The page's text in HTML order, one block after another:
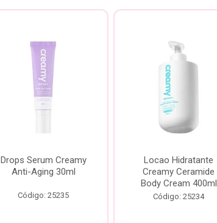
Drops Serum Creamy
Anti-Aging 30ml
Código: 25235
Locao Hidratante
Creamy Ceramide
Body Cream 400ml
Código: 25234